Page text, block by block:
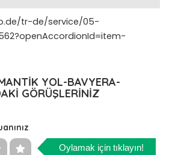
tr-de/service/05-
YOL-BAVYERA-
GÖRÜŞLERİNİZ
Oylamak için tıklayın!